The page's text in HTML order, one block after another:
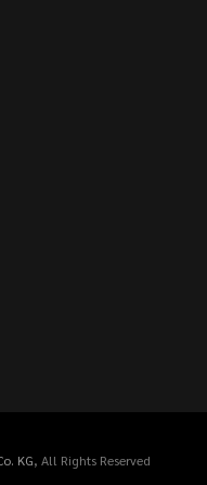
KG, All Rights Reserved